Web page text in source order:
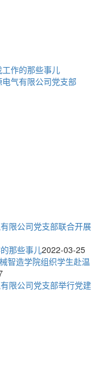
作的那些事儿
气有限公司党支部
限公司党支部联合开展
那些事儿2022-03-25
智造学院组织学生赴温
限公司党支部举行党建